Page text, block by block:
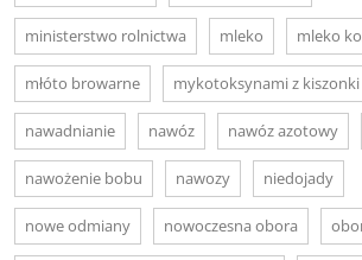
ministerstwo rolnictwa mleko mleko
młóto browarne mykotoksynami z kiszonki
nawadnianie nawóz nawóz azotowy
nawożenie bobu nawozy niedojady
nowe odmiany nowoczesna obora